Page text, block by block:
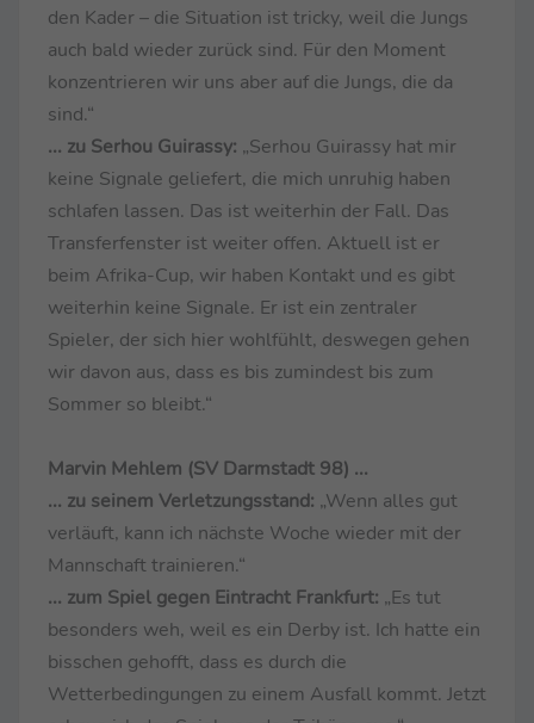
den Kader – die Situation ist tricky, weil die Jungs
auch bald wieder zurück sind. Für den Moment
konzentrieren wir uns aber auf die Jungs, die da
sind.“
... zu Serhou Guirassy: „Serhou Guirassy hat mir
keine Signale geliefert, die mich unruhig haben
schlafen lassen. Das ist weiterhin der Fall. Das
Transferfenster ist weiter offen. Aktuell ist er
beim Afrika-Cup, wir haben Kontakt und es gibt
weiterhin keine Signale. Er ist ein zentraler
Spieler, der sich hier wohlfühlt, deswegen gehen
wir davon aus, dass es bis zumindest bis zum
Sommer so bleibt.“
Marvin Mehlem (SV Darmstadt 98) ...
... zu seinem Verletzungsstand: „Wenn alles gut
verläuft, kann ich nächste Woche wieder mit der
Mannschaft trainieren.“
... zum Spiel gegen Eintracht Frankfurt: „Es tut
besonders weh, weil es ein Derby ist. Ich hatte ein
bisschen gehofft, dass es durch die
Wetterbedingungen zu einem Ausfall kommt. Jetzt